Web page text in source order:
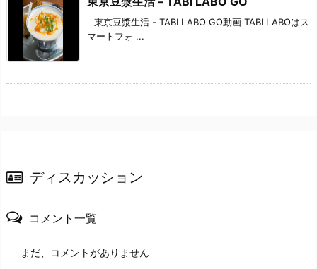
東京豆漿生活 - TABI LABO GO動画 TABI LABOはス
マートフォ ...
ディスカッション
コメント一覧
まだ、コメントがありません